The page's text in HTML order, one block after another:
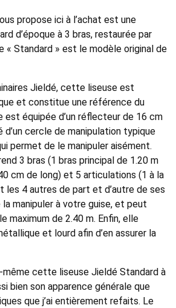
propose ici à l’achat est une
d’époque à 3 bras, restaurée par
« Standard » est le modèle original de
Jieldé, cette liseuse est
et constitue une référence du
est équipée d’un réflecteur de 16 cm
d’un cercle de manipulation typique
permet de le manipuler aisément.
3 bras (1 bras principal de 1.20 m
cm de long) et 5 articulations (1 à la
les 4 autres de part et d’autre de ses
manipuler à votre guise, et peut
maximum de 2.40 m. Enfin, elle
et lourd afin d’en assurer la
même cette liseuse Jieldé Standard à
bien son apparence générale que
que j’ai entièrement refaits. Le